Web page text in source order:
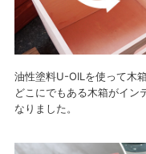
油性塗料U-OILを使って木箱
どこにでもある木箱がイン
なりました。